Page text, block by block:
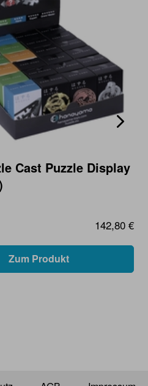
Cast Puzzle Display
142,80 €
Zum Produkt